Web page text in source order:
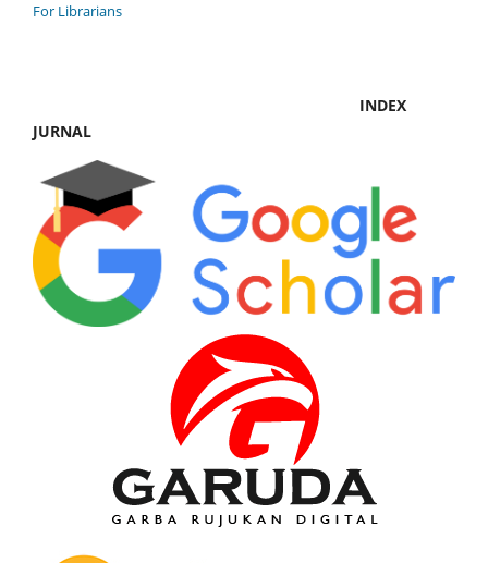
For Librarians
INDEX
JURNAL